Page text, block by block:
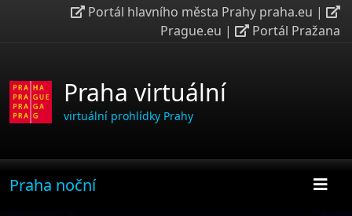
Portál hlavního města Prahy praha.eu |
Prague.eu | Portál Pražana
Praha virtuální
virtuální prohlídky Prahy
Praha noční